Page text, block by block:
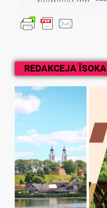
REDAKCEJA ĪSOKA